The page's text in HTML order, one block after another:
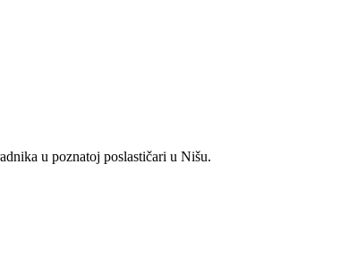
u poznatoj poslastičari u Nišu.